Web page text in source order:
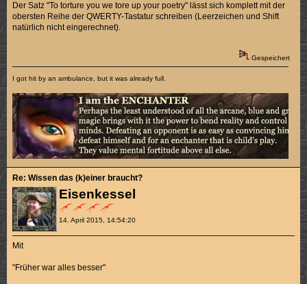
Der Satz "To torture you we tore up your poetry" lässt sich komplett mit der
obersten Reihe der QWERTY-Tastatur schreiben (Leerzeichen und Shift
natürlich nicht eingerechnet).
Gespeichert
I got hit by an ambulance, but it was already full.
Eisenkessel
14. April 2015, 14:54:20
Re: Wissen das (k)einer braucht?
Mit
"Früher war alles besser"